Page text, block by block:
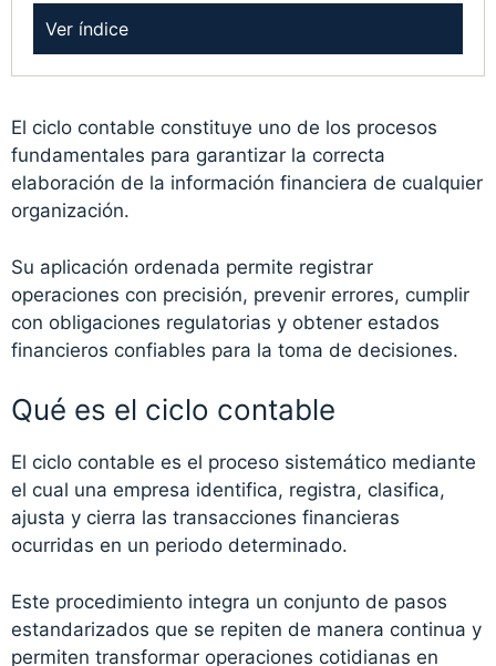
Ver índice
El ciclo contable constituye uno de los procesos
fundamentales para garantizar la correcta
elaboración de la información financiera de cualquier
organización.
Su aplicación ordenada permite registrar
operaciones con precisión, prevenir errores, cumplir
con obligaciones regulatorias y obtener estados
financieros confiables para la toma de decisiones.
Qué es el ciclo contable
El ciclo contable es el proceso sistemático mediante
el cual una empresa identifica, registra, clasifica,
ajusta y cierra las transacciones financieras
ocurridas en un periodo determinado.
Este procedimiento integra un conjunto de pasos
estandarizados que se repiten de manera continua y
permiten transformar operaciones cotidianas en